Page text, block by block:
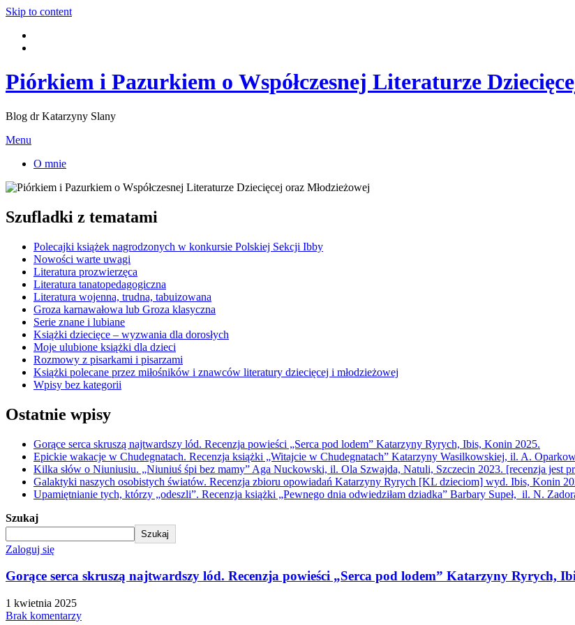
Skip to content
Piórkiem i Pazurkiem o Współczesnej Literaturze
Blog dr Katarzyny Slany
Menu
O mnie
Szufladki z tematami
Polecajki książek nagrodzonych w konkursie Polskiej Sekcji Ibby
Nowości warte uwagi
Literatura prozwierzęca
Literatura tanatopedagogiczna
Literatura wojenna, trudna, tabuizowana
Groza karnawałowa lub Groza klasyczna
Serie znane i lubiane
Książki dziecięce – wyzwania dla dorosłych
Moje ulubione książki dla dzieci
Rozmowy z pisarkami i pisarzami
Książki polecane przez miłośników i znawców literatury dziecięcej i młodzieżowej
Wpisy bez kategorii
Ostatnie wpisy
Gorące serca skruszą najtwardszy lód. Recenzja powieści „Serca pod lodem” Katarzyny Ryrych, Ibis, Konin 2025.
Epickie wakacje w Chudegnatach. Recenzja książki „Witajcie w Chudegnatach” Katarzyny Wasilkowskiej, il. A.
Kilka słów o Niuniusiu. „Niuniuś śpi bez mamy” Aga Nuckowski, il. Ola Szwajda, Natuli, Szczecin 2023. [recenzja jest
Galaktyki naszych osobistych światów. Recenzja zbioru opowiadań Katarzyny Ryrych [KL dzieciom] wyd. Ibis, Konin
Upamiętnianie tych, którzy „odeszli”. Recenzja książki „Pewnego dnia odwiedziłam dziadka” Barbary Supeł, il. N.
Szukaj
Szukaj
Zaloguj się
Gorące serca skruszą najtwardszy lód. Recenzja powieści „Serca pod lodem” Katarzyny Ryrych,
1 kwietnia 2025
Brak komentarzy